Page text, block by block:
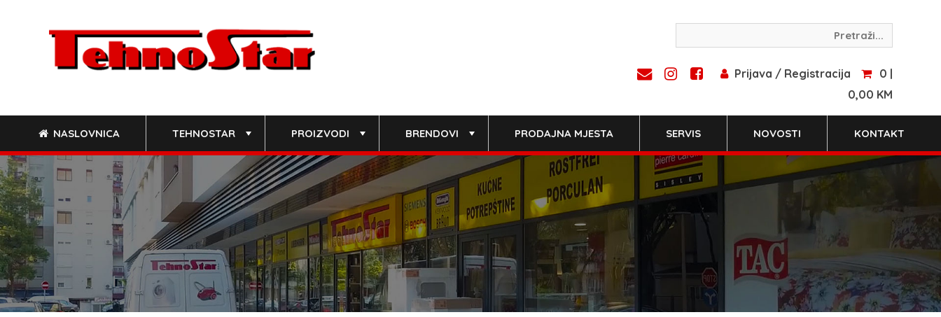
Prijava / Registracija
0 |
0,00 KM
NASLOVNICA TEHNOSTAR PROIZVODI BRENDOVI PRODAJNA MJESTA SERVIS NOVOSTI KONTAKT